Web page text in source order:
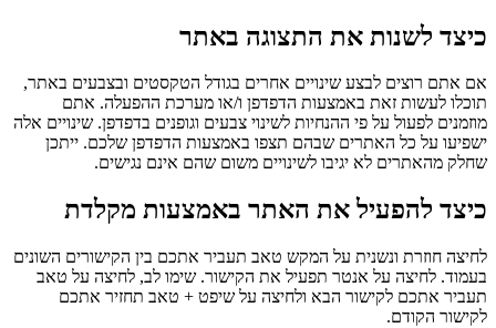
כיצד לשנות את התצוגה באתר
אם אתם רוצים לבצע שינויים אחרים בגודל הטקסטים ובצבעים באתר,
תוכלו לעשות זאת באמצעות הדפדפן ו/או מערכת ההפעלה. אתם
מוזמנים לפעול על פי ההנחיות לשינוי צבעים וגופנים בדפדפן. שינויים אלה
ישפיעו על כל האתרים שבהם תצפו באמצעות הדפדפן שלכם. ייתכן
שחלק מהאתרים לא יגיבו לשינויים משום שהם אינם נגישים.
כיצד להפעיל את האתר באמצעות מקלדת
לחיצה חוזרת ונשנית על המקש טאב תעביר אתכם בין הקישורים השונים
בעמוד. לחיצה על אנטר תפעיל את הקישור. שימו לב, לחיצה על טאב
תעביר אתכם לקישור הבא ולחיצה על שיפט + טאב תחזיר אתכם
לקישור הקודם.